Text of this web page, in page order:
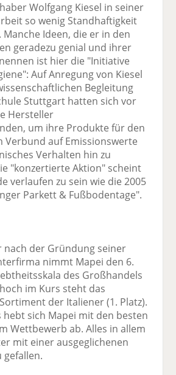
Wolfgang Kiesel in seiner
so wenig Standhaftigkeit
Manche Ideen, die er in den
geradezu genial und ihrer
ist hier die "Initiative
Auf Anregung von Kiesel
Begleitung
Stuttgart hatten sich vor
Hersteller
um ihre Produkte für den
Verbund auf Emissionswerte
Verhalten hin zu
"konzertierte Aktion" scheint
verlaufen zu sein wie die 2005
Parkett & Fußbodentage".
nach der Gründung seiner
nimmt Mapei den 6.
des Großhandels
im Kurs steht das
der Italiener (1. Platz).
sich Mapei mit den besten
Wettbewerb ab. Alles in allem
mit einer ausgeglichenen
gefallen.